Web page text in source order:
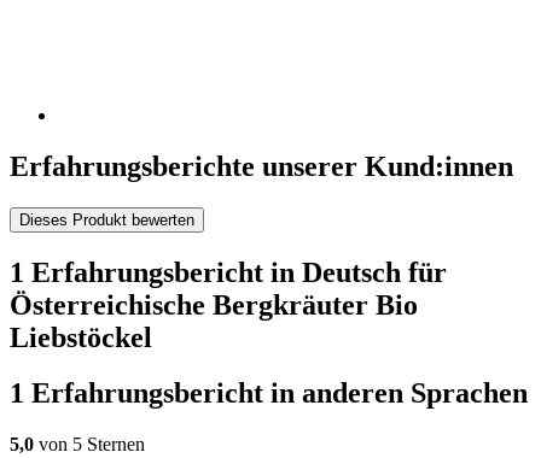
Erfahrungsberichte unserer Kund:innen
Dieses Produkt bewerten
1 Erfahrungsbericht in Deutsch für
Österreichische Bergkräuter Bio
Liebstöckel
1 Erfahrungsbericht in anderen Sprachen
5,0 von 5 Sternen